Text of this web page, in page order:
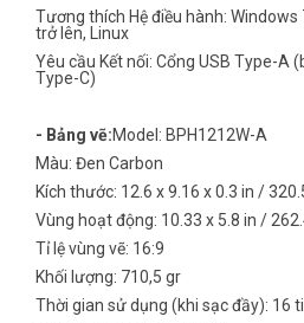
Tương thích Hệ điều hành: Windows
trở lên, Linux
Yêu cầu Kết nối: Cổng USB Type-A
Type-C)
- Bảng vẽ:Model: BPH1212W-A
Màu: Đen Carbon
Kích thước: 12.6 x 9.16 x 0.3 in /
Vùng hoạt động: 10.33 x 5.8 in /
Tỉ lệ vùng vẽ: 16:9
Khối lượng: 710,5 gr
Thời gian sử dụng (khi sạc đầy): 16